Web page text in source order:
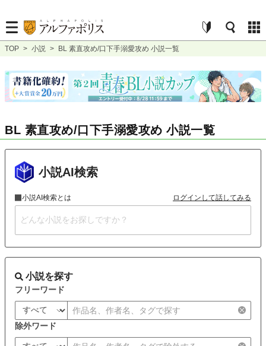
TOP > 小説 > BL 素直攻め/口下手溺愛攻め 小説一覧
BL 素直攻め/口下手溺愛攻め 小説一覧
小説AI検索
小説AI検索とは ログインして話してみる
小説を探す
フリーワード
除外ワード